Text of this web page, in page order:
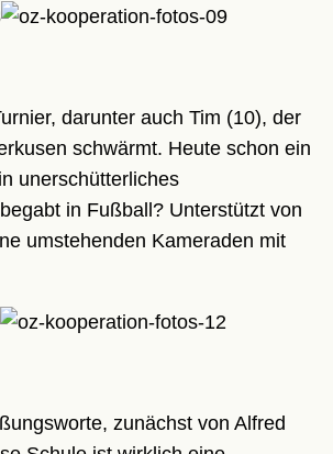
darunter auch Tim (10), der
schwärmt. Heute schon ein
unerschütterliches
in Fußball? Unterstützt von
umstehenden Kameraden mit
zunächst von Alfred